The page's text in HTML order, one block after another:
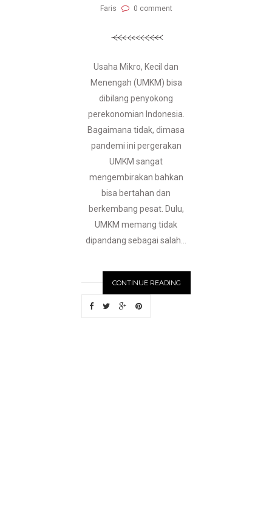
Faris
0 comment
Usaha Mikro, Kecil dan
Menengah (UMKM) bisa
dibilang penyokong
perekonomian Indonesia.
Bagaimana tidak, dimasa
pandemi ini pergerakan
UMKM sangat
mengembirakan bahkan
bisa bertahan dan
berkembang pesat. Dulu,
UMKM memang tidak
dipandang sebagai salah...
CONTINUE READING
OLDE
R